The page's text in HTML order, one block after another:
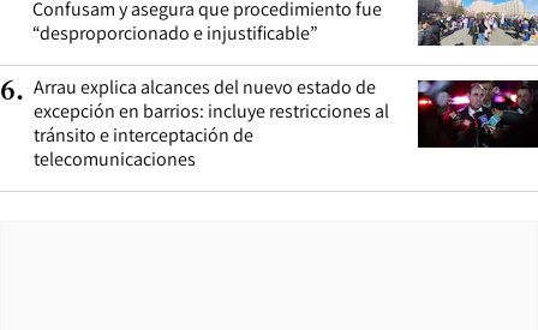
Confusam y asegura que procedimiento fue
“desproporcionado e injustificable”
6. Arrau explica alcances del nuevo estado de
excepción en barrios: incluye restricciones al
tránsito e interceptación de
telecomunicaciones